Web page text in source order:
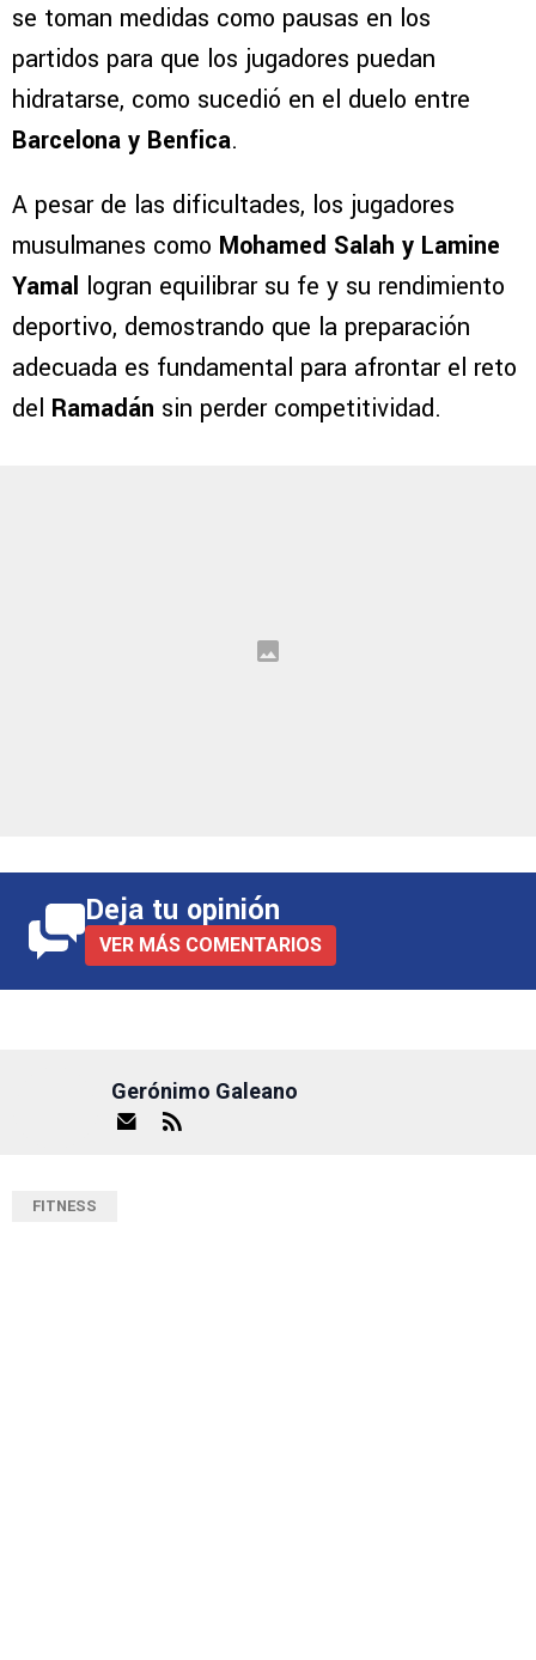
se toman medidas como pausas en los
partidos para que los jugadores puedan
hidratarse, como sucedió en el duelo entre
Barcelona y Benfica.
A pesar de las dificultades, los jugadores
musulmanes como Mohamed Salah y Lamine
Yamal logran equilibrar su fe y su rendimiento
deportivo, demostrando que la preparación
adecuada es fundamental para afrontar el reto
del Ramadán sin perder competitividad.
Deja tu opinión
VER MÁS COMENTARIOS
Gerónimo Galeano
FITNESS